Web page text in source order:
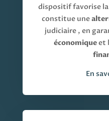
dispositif favorise
constitue une
judiciaire , en
économiqueet
En